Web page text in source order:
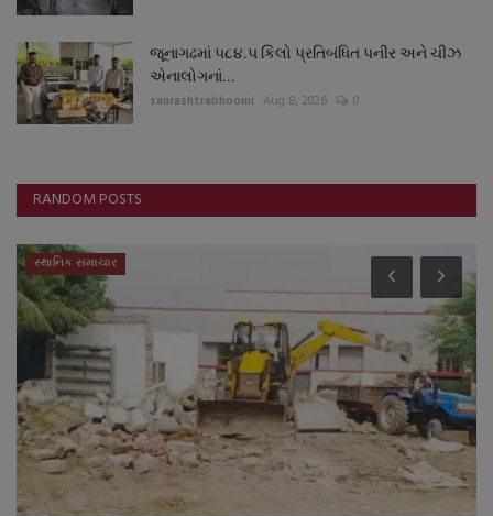
જૂનાગઢમાં ૫૮૪.૫ કિલો પ્રતિબંધિત પનીર અને ચીઝ
એનાલોગનાં...
saurashtrabhoomi Aug 8, 2026 0
RANDOM POSTS
સ્થાનિક સમાચાર